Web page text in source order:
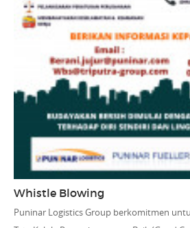
Whistle Blowing
Puninar Logistics Group berkomitmen